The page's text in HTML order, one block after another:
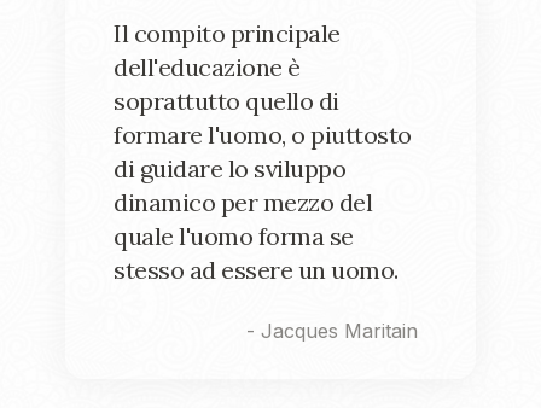
Il compito principale
dell'educazione è
soprattutto quello di
formare l'uomo, o piuttosto
di guidare lo sviluppo
dinamico per mezzo del
quale l'uomo forma se
stesso ad essere un uomo.
- Jacques Maritain